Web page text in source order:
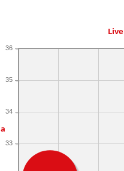
33
34
35
36